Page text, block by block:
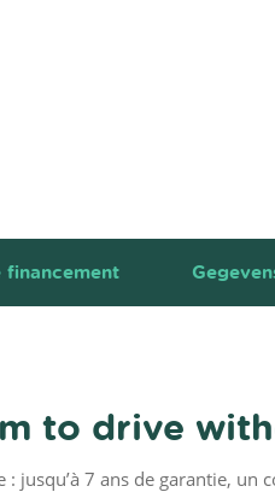
to drive
jusqu’à 7 ans de garantie, un